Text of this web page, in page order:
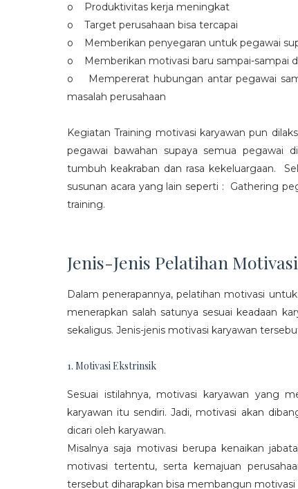
o Produktivitas kerja meningkat
o Target perusahaan bisa tercapai
o Memberikan penyegaran untuk pegawai
o Memberikan motivasi baru sampai-sampai
o Mempererat hubungan antar pegawai
masalah perusahaan
Kegiatan Training motivasi karyawan pun
pegawai bawahan supaya semua pegawai
tumbuh keakraban dan rasa kekeluargaan.
susunan acara yang lain seperti : Gathering
training.
Jenis-Jenis Pelatihan Motivasi
Dalam penerapannya, pelatihan motivasi
menerapkan salah satunya sesuai keadaan
sekaligus. Jenis-jenis motivasi karyawan
1. Motivasi Ekstrinsik
Sesuai istilahnya, motivasi karyawan yang
karyawan itu sendiri. Jadi, motivasi akan
dicari oleh karyawan.
Misalnya saja motivasi berupa kenaikan
motivasi tertentu, serta kemajuan
tersebut diharapkan bisa membangun